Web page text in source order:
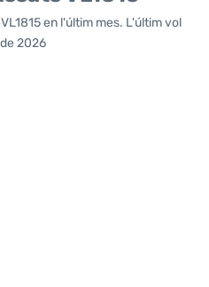
en l'últim mes. L'últim vol
2026